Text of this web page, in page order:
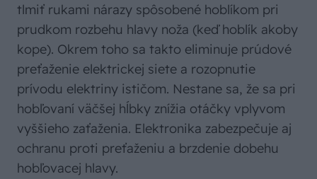
tlmiť rukami nárazy spôsobené hoblíkom pri
prudkom rozbehu hlavy noža (keď hoblík akoby
kope). Okrem toho sa takto eliminuje prúdové
preťaženie elektrickej siete a rozopnutie
prívodu elektriny ističom. Nestane sa, že sa pri
hobľovaní väčšej hĺbky znížia otáčky vplyvom
vyššieho zaťaženia. Elektronika zabezpečuje aj
ochranu proti preťaženiu a brzdenie dobehu
hobľovacej hlavy.